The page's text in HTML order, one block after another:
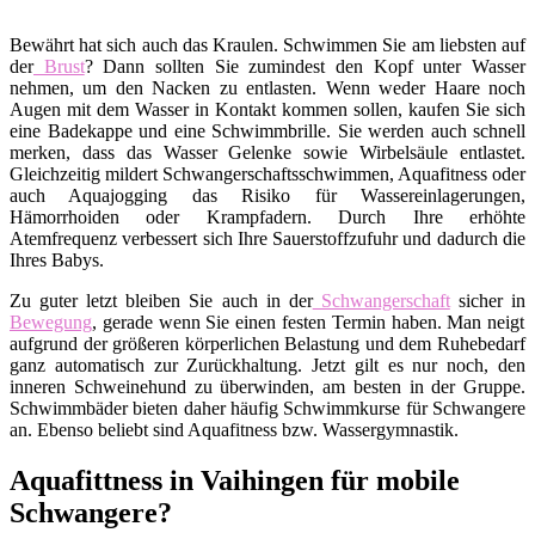
Bewährt hat sich auch das Kraulen. Schwimmen Sie am liebsten auf
derBrust? Dann sollten Sie zumindest den Kopf unter Wasser
nehmen, um den Nacken zu entlasten. Wenn weder Haare noch
Augen mit dem Wasser in Kontakt kommen sollen, kaufen Sie sich
eine Badekappe und eine Schwimmbrille. Sie werden auch schnell
merken, dass das Wasser Gelenke sowie Wirbelsäule entlastet.
Gleichzeitig mildert Schwangerschaftsschwimmen, Aquafitness oder
auch Aquajogging das Risiko für Wassereinlagerungen,
Hämorrhoiden oder Krampfadern. Durch Ihre erhöhte
Atemfrequenz verbessert sich Ihre Sauerstoffzufuhr und dadurch die
Ihres Babys.
Zu guter letzt bleiben Sie auch in derSchwangerschaftsicher in
Bewegung, gerade wenn Sie einen festen Termin haben. Man neigt
aufgrund der größeren körperlichen Belastung und dem Ruhebedarf
ganz automatisch zur Zurückhaltung. Jetzt gilt es nur noch, den
inneren Schweinehund zu überwinden, am besten in der Gruppe.
Schwimmbäder bieten daher häufig Schwimmkurse für Schwangere
an. Ebenso beliebt sind Aquafitness bzw. Wassergymnastik.
Aquafittness in Vaihingen für mobile
Schwangere?